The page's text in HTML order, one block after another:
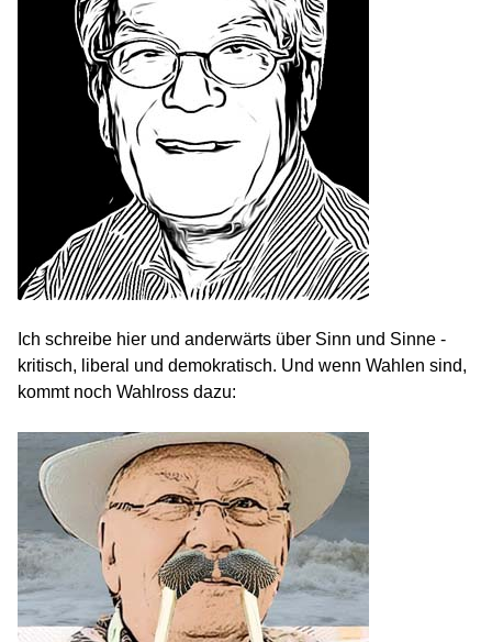
Ich schreibe hier und anderwärts über Sinn und Sinne -
kritisch, liberal und demokratisch. Und wenn Wahlen sind,
kommt noch Wahlross dazu: